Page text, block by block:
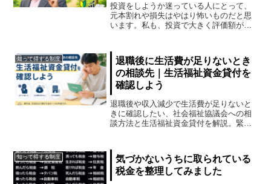
投資をしようか迷っている人にとって、
元本割れや損失はやはり怖いものだと思
います。私も、投資で大きく評価額が下
しまいます。そんなときに思い出すの
が、山崎元さんのある言葉で...
知って得する制度
退職後に生活費が足りないとき
の相談先｜生活福祉資金貸付を
確認しよう
退職後や収入減少で生活費が足りないと
きに確認したい、社会福祉協議会への相
談方法と生活福祉資金貸付を解説。緊急
す。
知って得する制度
気づかないうちに取られている
税金を整理してみました